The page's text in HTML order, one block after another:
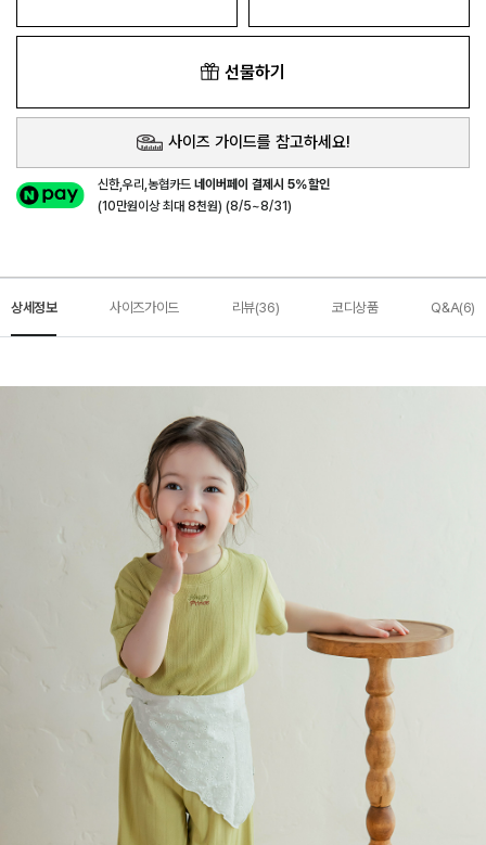
선물하기
사이즈 가이드를 참고하세요!
신한,우리,농협카드네이버페이 결제시 5%할인
(10만원이상 최대 8천원) (8/5~8/31)
상세정보 사이즈가이드 리뷰(36) 코디상품 Q&A(6)